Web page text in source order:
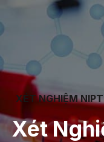
XÉT NGHIỆM NIPT
Xét